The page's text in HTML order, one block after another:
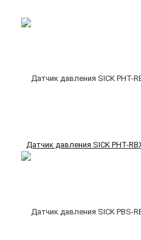
Датчик давления SICK PHT-